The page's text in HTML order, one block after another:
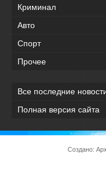
Криминал
Авто
Спорт
Прочее
Все последние
Полная версия сайта
Создано: